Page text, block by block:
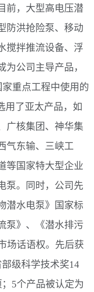
前，大型高电压潜
防洪抢险泵、移动
搅拌推流设备、浮
公司主导产品，
重点工程中使用的
用了亚太产品，如
广核集团、神华集
气东输、三峡工
等国家特大型企业
泵。同时，公司先
潜水电泵》国家标
泵》、《潜水排污
场话语权。先后获
级科学技术奖14
5个产品被认定为